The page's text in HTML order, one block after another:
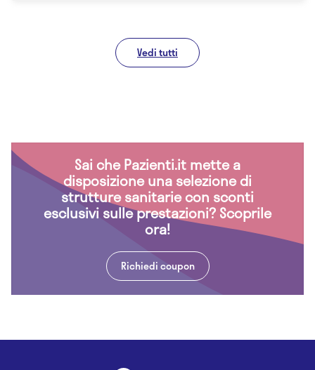
Vedi tutti
Sai che Pazienti.it mette a
disposizione una selezione di
strutture sanitarie con sconti
esclusivi sulle prestazioni? Scoprile
ora!
Richiedi coupon